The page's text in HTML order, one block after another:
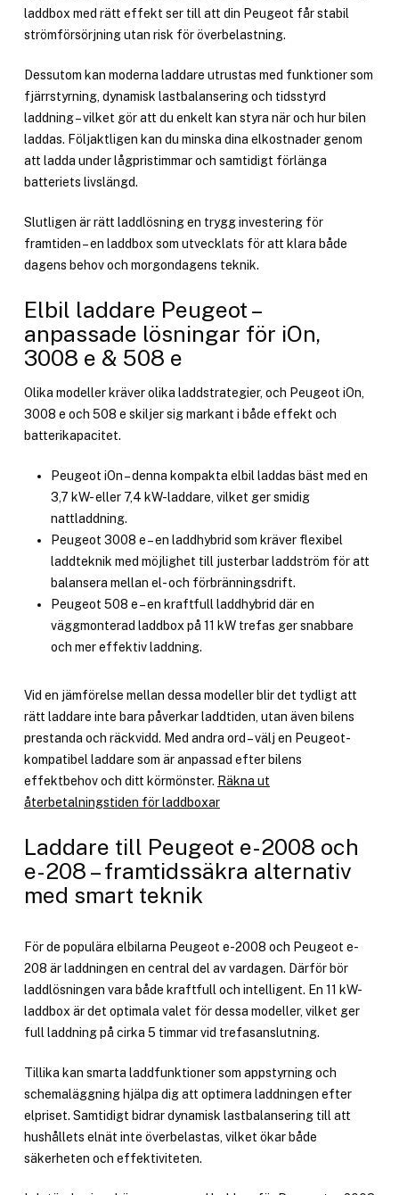
laddbox med rätt effekt ser till att din Peugeot får stabil
strömförsörjning utan risk för överbelastning.
Dessutom kan moderna laddare utrustas med funktioner som
fjärrstyrning, dynamisk lastbalansering och tidsstyrd
laddning – vilket gör att du enkelt kan styra när och hur bilen
laddas. Följaktligen kan du minska dina elkostnader genom
att ladda under lågpristimmar och samtidigt förlänga
batteriets livslängd.
Slutligen är rätt laddlösning en trygg investering för
framtiden – en laddbox som utvecklats för att klara både
dagens behov och morgondagens teknik.
Elbil laddare Peugeot –
anpassade lösningar för iOn,
3008 e & 508 e
Olika modeller kräver olika laddstrategier, och Peugeot iOn,
3008 e och 508 e skiljer sig markant i både effekt och
batterikapacitet.
Peugeot iOn – denna kompakta elbil laddas bäst med en
3,7 kW- eller 7,4 kW-laddare, vilket ger smidig
nattladdning.
Peugeot 3008 e – en laddhybrid som kräver flexibel
laddteknik med möjlighet till justerbar laddström för att
balansera mellan el- och förbränningsdrift.
Peugeot 508 e – en kraftfull laddhybrid där en
väggmonterad laddbox på 11 kW trefas ger snabbare
och mer effektiv laddning.
Vid en jämförelse mellan dessa modeller blir det tydligt att
rätt laddare inte bara påverkar laddtiden, utan även bilens
prestanda och räckvidd. Med andra ord – välj en Peugeot-
kompatibel laddare som är anpassad efter bilens
effektbehov och ditt körmönster. Räkna ut
återbetalningstiden för laddboxar
Laddare till Peugeot e-2008 och
e-208 – framtidssäkra alternativ
med smart teknik
För de populära elbilarna Peugeot e-2008 och Peugeot e-
208 är laddningen en central del av vardagen. Därför bör
laddlösningen vara både kraftfull och intelligent. En 11 kW-
laddbox är det optimala valet för dessa modeller, vilket ger
full laddning på cirka 5 timmar vid trefasanslutning.
Tillika kan smarta laddfunktioner som appstyrning och
schemaläggning hjälpa dig att optimera laddningen efter
elpriset. Samtidigt bidrar dynamisk lastbalansering till att
hushållets elnät inte överbelastas, vilket ökar både
säkerheten och effektiviteten.